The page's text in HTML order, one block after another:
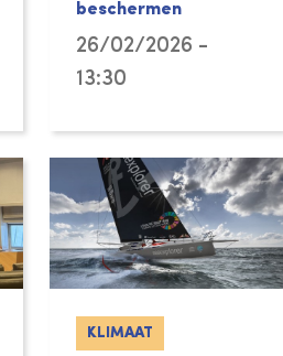
beschermen
26/02/2026 -
13:30
KLIMAAT